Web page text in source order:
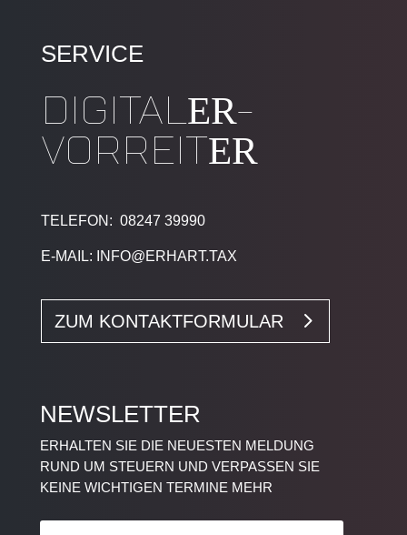
SERVICE
DIGITALER-
VORREITER
TELEFON: 08247 39990
E-MAIL: INFO@ERHART.TAX
ZUM KONTAKTFORMULAR
NEWSLETTER
ERHALTEN SIE DIE NEUESTEN MELDUNG
RUND UM STEUERN UND VERPASSEN SIE
KEINE WICHTIGEN TERMINE MEHR